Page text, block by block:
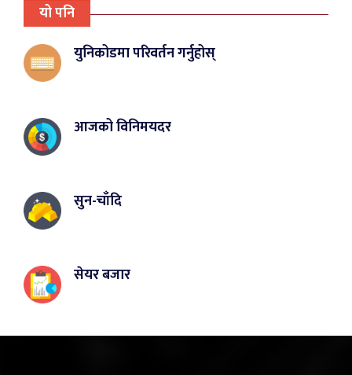
यो पनि
युनिकोडमा परिवर्तन गर्नुहोस्
आजको विनिमयदर
सुन-चाँदि
सेयर बजार